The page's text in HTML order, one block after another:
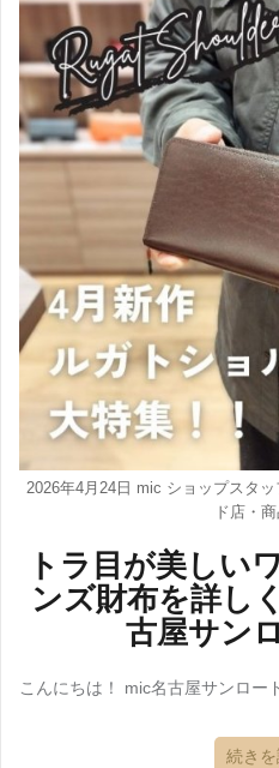
2026年4月24日 mic ショップスタッ
ド店・
トラ目が美しい
ンズ財布を詳し
古屋サン
こんにちは！ mic名古屋サンロー
続き